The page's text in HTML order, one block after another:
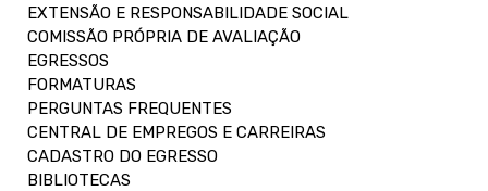
EXTENSÃO E RESPONSABILIDADE SOCIAL
COMISSÃO PRÓPRIA DE AVALIAÇÃO
EGRESSOS
FORMATURAS
PERGUNTAS FREQUENTES
CENTRAL DE EMPREGOS E CARREIRAS
CADASTRO DO EGRESSO
BIBLIOTECAS